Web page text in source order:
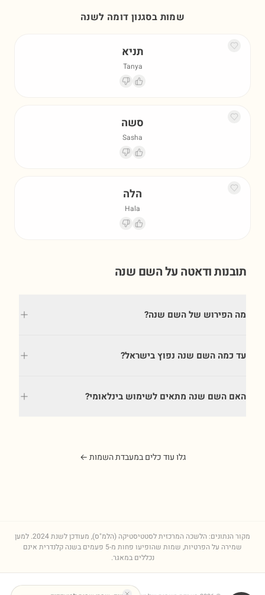
שמות בסגנון דומה לשנה
תניא
Tanya
סשה
Sasha
הלה
Hala
תובנות ודאטה על השם שנה
מה הפירוש של השם שנה?
עד כמה השם שנה נפוץ בישראל?
האם השם שנה מתאים לשימוש בינלאומי?
גלו עוד כלים במעבדת השמות ←
מקור הנתונים: הלשכה המרכזית לסטטיסטיקה (הלמ"ס), מעודכן לשנת2024. למען
שמירה על הפרטיות, שמות שהופיעו פחות מ-5 פעמים בשנה קלנדרית אינם
נכללים במאגר.